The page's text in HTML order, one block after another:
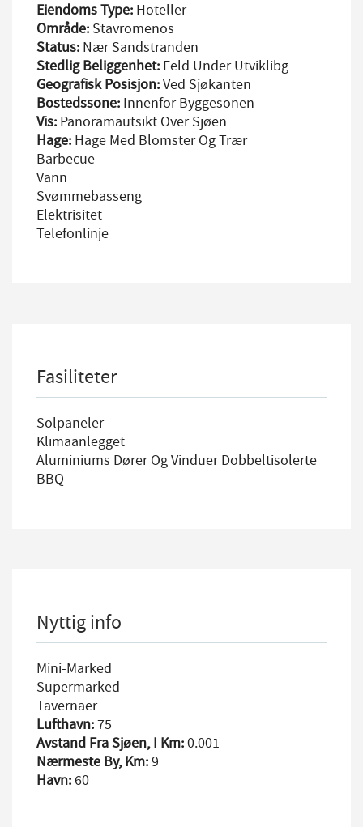
Eiendoms Type: Hoteller
Område: Stavromenos
Status: Nær Sandstranden
Stedlig Beliggenhet: Feld Under Utviklibg
Geografisk Posisjon:Ved Sjøkanten
Bostedssone: Innenfor Byggesonen
Vis: Panoramautsikt Over Sjøen
Hage: Hage Med Blomster Og Trær
Barbecue
Vann
Svømmebasseng
Elektrisitet
Telefonlinje
Fasiliteter
Solpaneler
Klimaanlegget
Aluminiums Dører Og Vinduer Dobbeltisolerte
BBQ
Nyttig info
Mini-Marked
Supermarked
Tavernaer
Lufthavn:75
Avstand Fra Sjøen, I Km:0.001
Nærmeste By, Km:9
Havn:60